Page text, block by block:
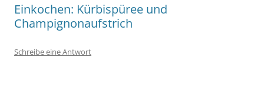
Einkochen: Kürbispüree und
Champignonaufstrich
Schreibe eine Antwort